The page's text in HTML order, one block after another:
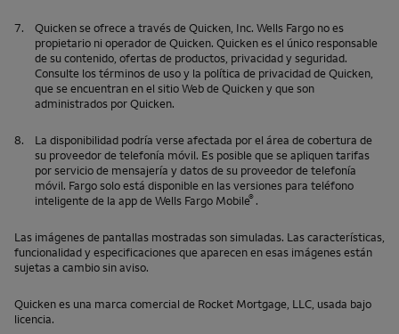
7. Quicken se ofrece a través deQuicken, Inc. Wells Fargo no es
propietario ni operador deQuicken. Quickenes el único responsable
de su contenido, ofertas de productos, privacidad y seguridad.
Consulte los términos de uso y la política de privacidad deQuicken
que se encuentran en el sitio Web deQuickeny que son
administrados porQuicken.
8.
La disponibilidad podría verse afectada por el área de cobertura de
su proveedor de telefonía móvil. Es posible que se apliquen tarifas
por servicio de mensajería y datos de su proveedor de telefonía
móvil. Fargo solo está disponible en las versiones para teléfono
inteligente de la app deWells Fargo Mobile® .
Las imágenes de pantallas mostradas son simuladas. Las características,
funcionalidad y especificaciones que aparecen en esas imágenes están
sujetas a cambio sin aviso.
Quickenes una marca comercial de Rocket Mortgage, LLC, usada bajo
licencia.